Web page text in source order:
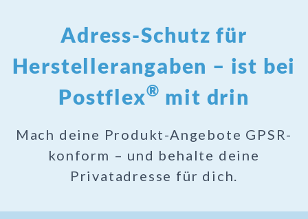
Adress-Schutz für
Herstellerangaben – ist bei
Postflex® mit drin
Mach deine Produkt-Angebote GPSR-
konform – und behalte deine
Privatadresse für dich.